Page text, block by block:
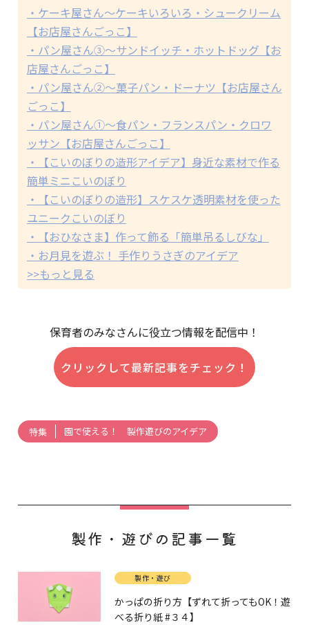
・ケーキ屋さん～ケーキいろいろ・シュークリーム
【お店屋さんごっこ】
・パン屋さん③～サンドイッチ・ホットドッグ【お
店屋さんごっこ】
・パン屋さん②～菓子パン・ドーナツ【お店屋さん
ごっこ】
・パン屋さん①～食パン・フランスパン・クロワ
ッサン【お店屋さんごっこ】
・【こいのぼりの造形アイデア】身近な素材で作る
簡単ミニこいのぼり
・【こいのぼりの造形】スケスケ透明素材を使った
ユニークこいのぼり
・【おひなさま】作って飾る「簡単吊るしびな」
・お月見を遊ぶ！ 手作りうさぎのアイデア
>>もっと見る
保育者のみなさんに役立つ情報を配信中！
クリックして最新記事をチェック！
特集 園で使える！ 製作遊びのアイデア
製作・遊びの記事一覧
製作・遊び
かっぱの折り方【ずれて折ってもOK！遊
べる折り紙 #３４】